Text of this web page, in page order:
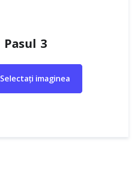
Pasul 3
Selectați imaginea